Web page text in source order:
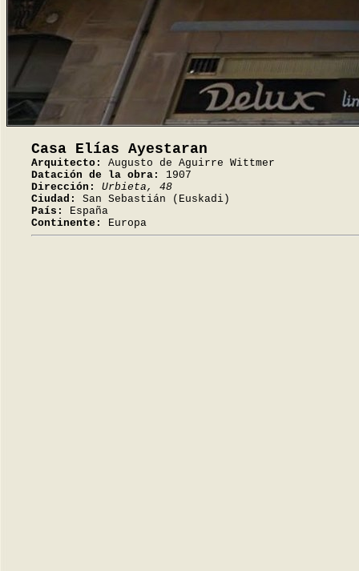
Casa Elías Ayestaran
Arquitecto:
Augusto de Aguirre Wittmer
Datación de la obra:
1907
Dirección:
Urbieta, 48
Ciudad:
San Sebastián (Euskadi)
País:
España
Continente:
Europa